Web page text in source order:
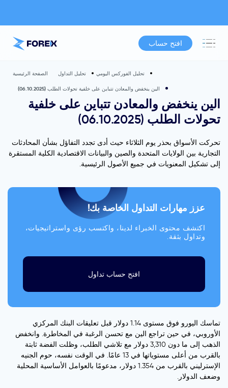
افتح حساب
الصفحة الرئيسية تحليل التداول تحليل الفوركس اليومي
الين ينخفض والمعادن تتباين على خلفية تحولات الطلب (06.10.2025)
الين ينخفض والمعادن تتباين على خلفية
تحولات الطلب (06.10.2025)
تحركت الأسواق بحذر يوم الثلاثاء حيث أدى تجدد التفاؤل بشأن المحادثات
التجارية بين الولايات المتحدة والصين والبيانات الاقتصادية الكلية المستقرة
إلى تشكيل المعنويات في جميع الأصول الرئيسية.
عزز مهارات التداول الخاصة بك!
اكتشف محتوى الخبراء لدينا، واكتسب رؤى واستراتيجيات،
وتداول بثقة.
افتح حساب تداول
تماسك اليورو فوق مستوى 1.14 دولار قبل تعليقات البنك المركزي
الأوروبي، في حين تراجع الين مع تحسن الرغبة في المخاطرة. وانخفض
الذهب إلى ما دون 3,310 دولار مع تلاشي الطلب، وظلت الفضة ثابتة
بالقرب من أعلى مستوياتها في 13 عامًا. في الوقت نفسه، حوم الجنيه
الإسترليني بالقرب من 1.354 دولار، مدعومًا بالعوامل الأساسية المحلية
وضعف الدولار.